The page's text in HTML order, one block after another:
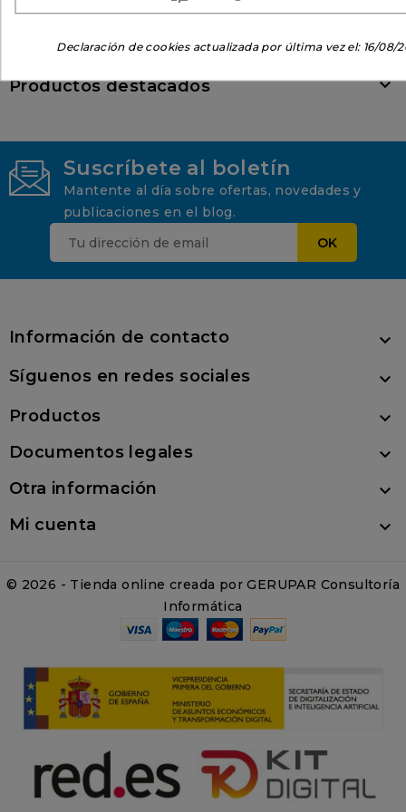
Promociones 
Productos destacados 
Suscríbete al boletín
Mantente al día sobre ofertas, novedades y
publicaciones en el blog.
Información de contacto 
Síguenos en redes sociales 
Productos 
Documentos legales 
Otra información 
Mi cuenta 
© 2026 - Tienda online creada por GERUPAR Consultoría
Informática
Declaración de cookies actualizada por última vez el:16/08/